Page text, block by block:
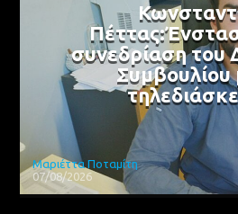
συνεδρίαση του
Μαριέττα Ποταμίτη
07/08/2026